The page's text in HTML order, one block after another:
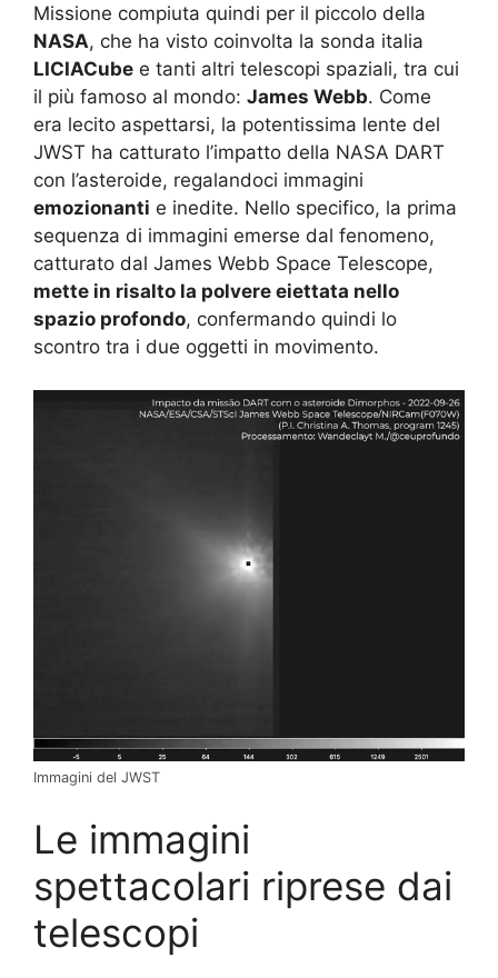
Missione compiuta quindi per il piccolo della
NASA, che ha visto coinvolta la sonda italia
LICIACube e tanti altri telescopi spaziali, tra cui
il più famoso al mondo: James Webb. Come
era lecito aspettarsi, la potentissima lente del
JWST ha catturato l’impatto della NASA DART
con l’asteroide, regalandoci immagini
emozionanti e inedite. Nello specifico, la prima
sequenza di immagini emerse dal fenomeno,
catturato dal James Webb Space Telescope,
mette in risalto la polvere eiettata nello
spazio profondo, confermando quindi lo
scontro tra i due oggetti in movimento.
Immagini del JWST
Le immagini
spettacolari riprese dai
telescopi